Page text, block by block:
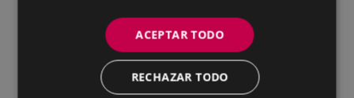
ACEPTAR TODO
RECHAZAR TODO